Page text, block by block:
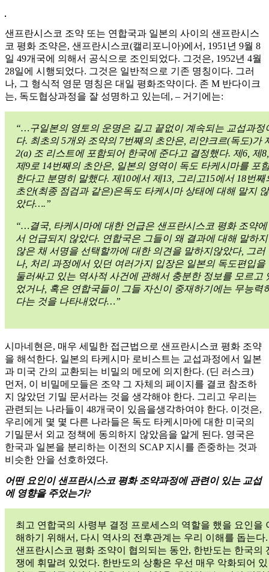
샌프란시스코 조약 또는 연합국과 일본의 사이의 샌프란시스
코 평화 조약은, 샌프란시스코(캘리포니아)에서, 1951년 9월 8
일 49개국에 의해서 공식으로 조인되었다. 그것은, 1952년 4월
28일에 시행되었다. 그것은 일반적으로 기존 명칭이다. 그러
나, 그 형식적 영문 명칭은 대일 평화조약이다. 존 M 반다이크
는, 독도협상과정을 잘 성명하고 있는데, – 거기에는:
“…구일본의 영토의 운명은 길고 끝없이 계속되는 교섭과정
다. 최초의 5개와 조약의 7번째의 초안은, 리얀크르(독도)가
2(a) 조 리스트에 포함되어 한국에 준다고 결정했다. 제6, 제8,
제9로 14번째의 초안은, 일본의 영역이 독도 타케시마를 포
한다고 분명히 말했다. 제10에서 제13, 그리고15에서 18번째
초안(최종 점검과 같은)은독도 타케시마 상태에 대해 말지 않
았다….”
“…결국, 타케시마에 대한 언급은 샌프란시스코 평화 조약에
서 언급되지 않았다. 연합국은 그들이 왜 결과에 대해 말하지
않은 채 서명을 선택할까에 대한 의견을 말하지않았다, 그러
나, 처리 과정에서 있던 여러가지 입장은 일본의 독도편입을
둘러싸고 있는 역사적 사건에 관해서 충분한 정보를 모르고
었거나, 혹은 연합국들이 그들 자신이 중재하기에는 무능력
다는 것을 나타내었다…”
시마네현은, 매우 세밀한 접근법으로 샌프란시스코 평화 조약
을 해석한다. 일본의 타케시마 로비스트는 교섭과정에서 일본
과 미국 간의 교환되는 비밀의 메모에 의지한다. (딘 러스크)
먼저, 이 비밀메모들은 조약 그 자체의 페이지를 결코 참조하
지 않았던 기밀 문서라는 것을 생각해야 한다. 그리고 우리는
관련되는 나라들이 48개국이 있음을생각하여야 한다. 이것은,
우리에게 몇 몇 다른 나라들은 독도 타케시마에 대한 미국의
기밀문서 외교 정책에 동의하지 않았음을 알게 된다. 영국은
한국과 일본을 분리하는 이전의 SCAP 지시를 존중하는 것과
비슷한 안을 선호하였다.
어떤 요인이 샌프란시스코 평화 조약과정에 관련이 있는 교섭
에 영향을 주었는가?
최고 연합국의 사령부 결정 프로세스의 역할을 했을 요인을
해하기 위해서, 다시 역사의 전후관계는 우리 이해를 돕는다.
샌프란시스코 평화 조약이 협의되는 동안, 한반도는 한국의
쟁에 휘말려 있었다. 한반도의 상황은 우선 매우 악화되어 있